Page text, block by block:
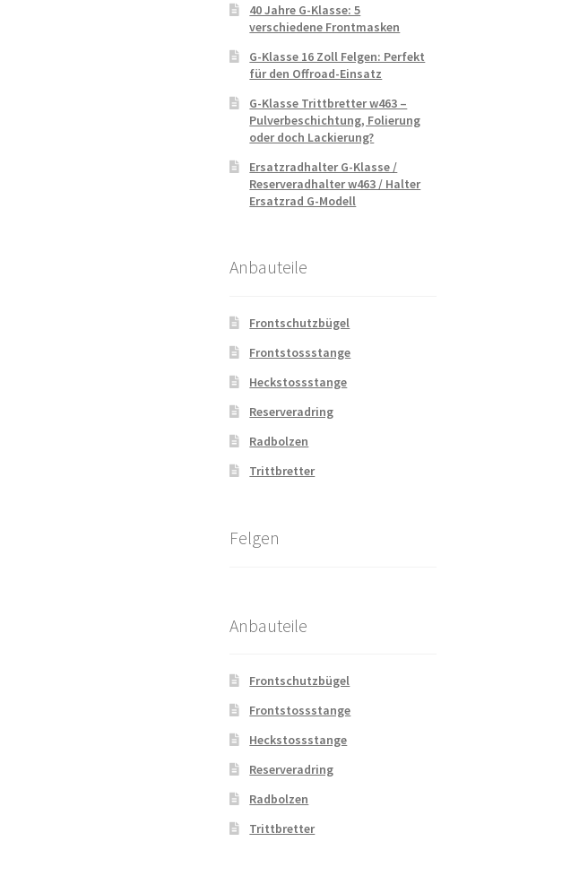
40 Jahre G-Klasse: 5
verschiedene Frontmasken
G-Klasse 16 Zoll Felgen: Perfekt
für den Offroad-Einsatz
G-Klasse Trittbretter w463 –
Pulverbeschichtung, Folierung
oder doch Lackierung?
Ersatzradhalter G-Klasse /
Reserveradhalter w463 / Halter
Ersatzrad G-Modell
Anbauteile
Frontschutzbügel
Frontstossstange
Heckstossstange
Reserveradring
Radbolzen
Trittbretter
Felgen
Anbauteile
Frontschutzbügel
Frontstossstange
Heckstossstange
Reserveradring
Radbolzen
Trittbretter